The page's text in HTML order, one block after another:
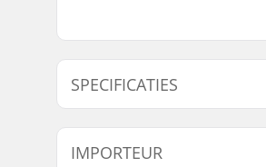
SPECIFICATIES
Pasvorm:
Nek:
IMPORTEUR